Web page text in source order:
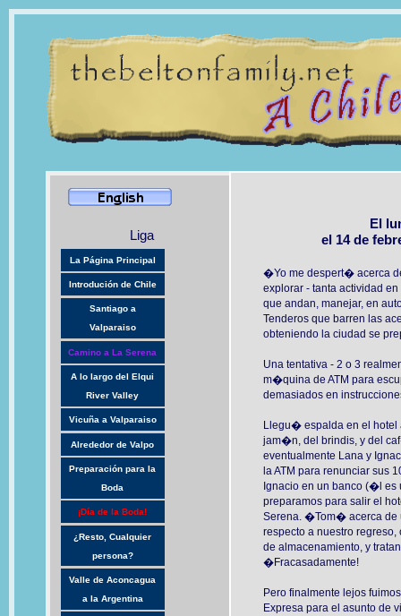
Liga
La Página Principal
Introdución de Chile
Santiago a
Valparaiso
Camino a La Serena
A lo largo del Elqui
River Valley
Vicuña a Valparaiso
Alrededor de Valpo
Preparación para la
Boda
¡Día de la Boda!
¿Resto, Cualquier
persona?
Valle de Aconcagua
a la Argentina
El
el 14 de
�Yo me despert� acerca
explorar - tanta actividad
que andan, manejar, en
Tenderos que barren las
obteniendo la ciudad se
Una tentativa - 2 o 3
m�quina de ATM para
demasiados en
Llegu� espalda en el hotel
jam�n, del brindis, y del
eventualmente Lana y
la ATM para renunciar sus
Ignacio en un banco (�l
preparamos para salir el
Serena. �Tom� acerca de
respecto a nuestro
de almacenamiento, y
�Fracasadamente!
Pero finalmente lejos
Expresa para el asunto de